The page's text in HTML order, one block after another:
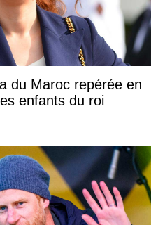
du Maroc repérée en
enfants du roi